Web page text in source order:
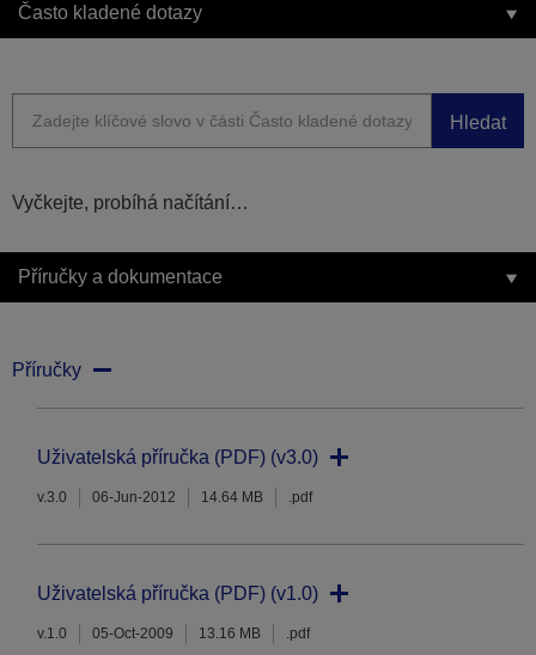
Často kladené dotazy
Hledat
Vyčkejte, probíhá načítání…
Příručky a dokumentace
Příručky
Uživatelská příručka (PDF) (v3.0)
v.3.0 06-Jun-2012 14.64 MB .pdf
Uživatelská příručka (PDF) (v1.0)
v.1.0 05-Oct-2009 13.16 MB .pdf